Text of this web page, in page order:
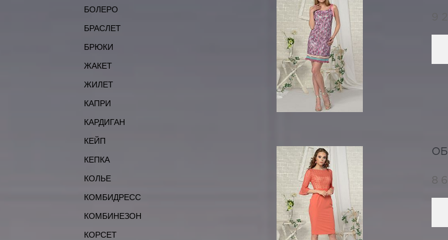
БОЛЕРО
БРАСЛЕТ
БРЮКИ
ЖАКЕТ
ЖИЛЕТ
КАПРИ
КАРДИГАН
КЕЙП
КЕПКА
КОЛЬЕ
КОМБИДРЕСС
КОМБИНЕЗОН
КОРСЕТ
8